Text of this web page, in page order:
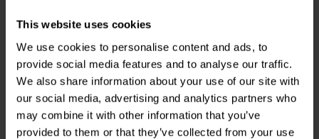
This website uses cookies
We use cookies to personalise content and ads, to
provide social media features and to analyse our traffic.
We also share information about your use of our site with
our social media, advertising and analytics partners who
may combine it with other information that you’ve
provided to them or that they’ve collected from your use
klantbeoordelingen
Vergelijk
10+ Op voorraad
€ 54,95
Vergelijk
10+ Op voorraad
€ 29,95